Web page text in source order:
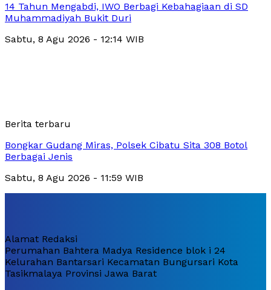
14 Tahun Mengabdi, IWO Berbagi Kebahagiaan di SD
Muhammadiyah Bukit Duri
Sabtu, 8 Agu 2026 - 12:14 WIB
Berita terbaru
Bongkar Gudang Miras, Polsek Cibatu Sita 308 Botol
Berbagai Jenis
Sabtu, 8 Agu 2026 - 11:59 WIB
Alamat Redaksi
Perumahan Bahtera Madya Residence blok i 24
Kelurahan Bantarsari Kecamatan Bungursari Kota
Tasikmalaya Provinsi Jawa Barat